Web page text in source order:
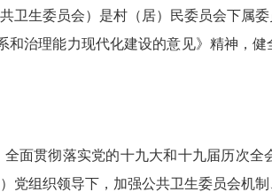
卫生委员会）是村（居）民委员会下属
治理能力现代化建设的意见》精神，
面贯彻落实党的十九大和十九届历次
党组织领导下，加强公共卫生委员会机